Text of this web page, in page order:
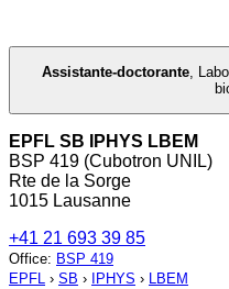
Assistante-doctorante,
EPFL SB IPHYS LBEM
BSP 419 (Cubotron UNIL)
Rte de la Sorge
1015 Lausanne
+41 21 693 39 85
Office: BSP 419
EPFL › SB › IPHYS › LBEM